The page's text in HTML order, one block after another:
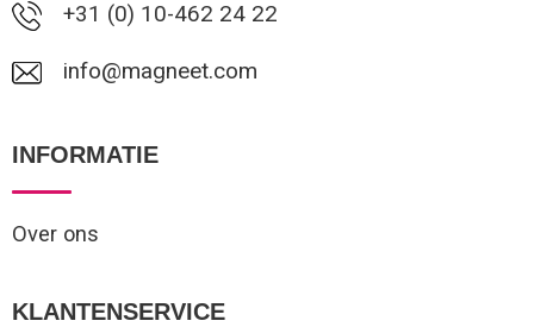
+31 (0) 10-462 24 22
info@magneet.com
INFORMATIE
Over ons
KLANTENSERVICE